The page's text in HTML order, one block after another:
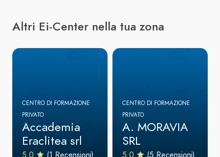
Altri Ei-Center nella tua zona
CENTRO DI FORMAZIONE
PRIVATO
Accademia
Eraclitea srl
CENTRO DI FORMAZIONE
PRIVATO
A. MORAVIA
SRL